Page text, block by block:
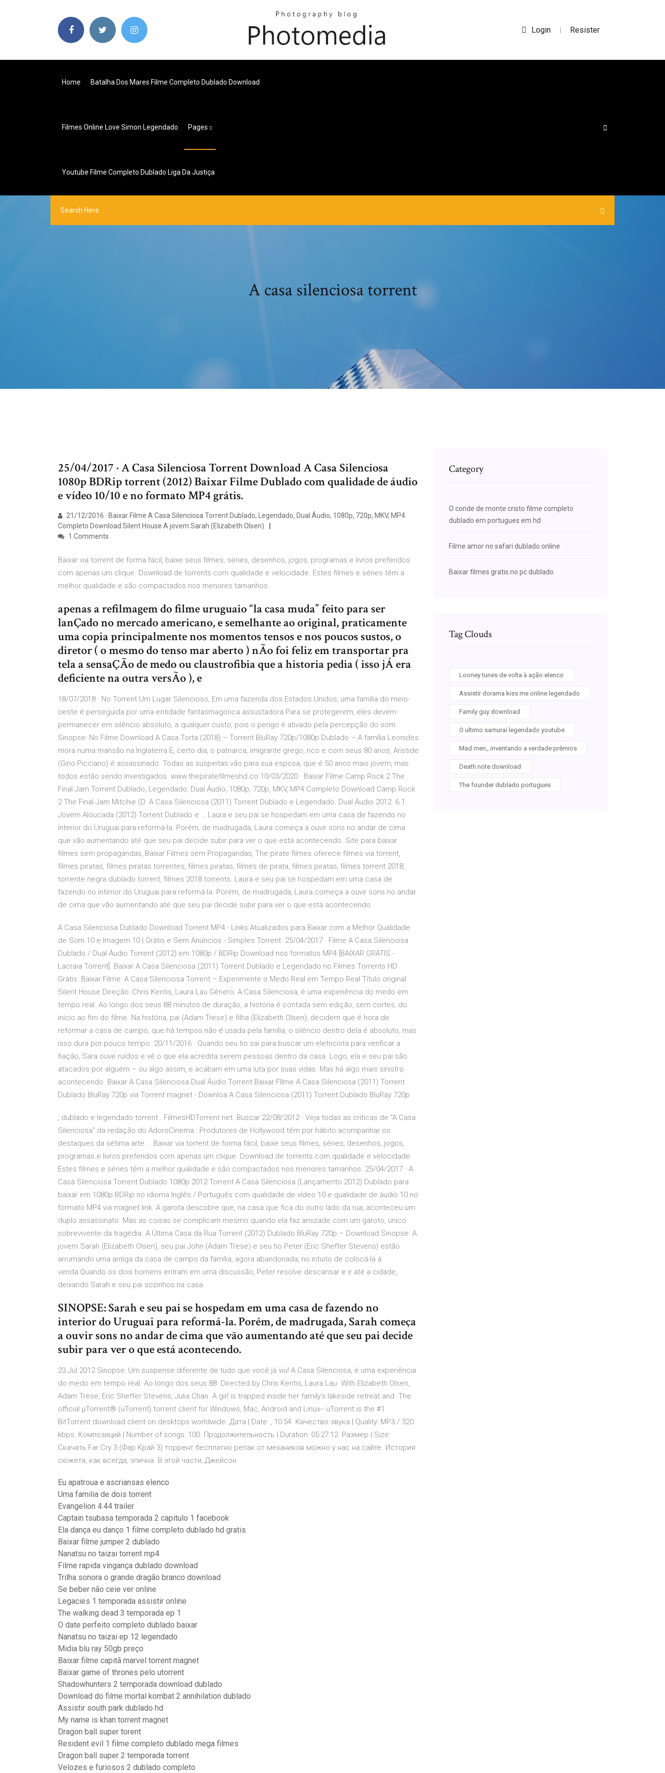
Login | Resister
Home Batalha Dos Mares Filme Completo Dublado Download
Filmes Online Love Simon Legendado Pages
Youtube Filme Completo Dublado Liga Da Justiça
A casa silenciosa torrent
25/04/2017 · A Casa Silenciosa Torrent Download A Casa Silenciosa
1080p BDRip torrent (2012) Baixar Filme Dublado com qualidade de áudio
e vídeo 10/10 e no formato MP4 grátis.
21/12/2016 · Baixar Filme A Casa Silenciosa Torrent Dublado, Legendado, Dual Áudio, 1080p, 720p, MKV, MP4
Completo Download Silent House A jovem Sarah (Elizabeth Olsen)
1 Comments
Baixar via torrent de forma fácil, baixe seus filmes, séries, desenhos, jogos, programas e livros preferidos
com apenas um clique. Download de torrents com qualidade e velocidade. Estes filmes e séries têm a
melhor qualidade e são compactados nos menores tamanhos.
apenas a refilmagem do filme uruguaio “la casa muda” feito para ser
lanÇado no mercado americano, e semelhante ao original, praticamente
uma copia principalmente nos momentos tensos e nos poucos sustos, o
diretor ( o mesmo do tenso mar aberto ) nÃo foi feliz em transportar pra
tela a sensaÇÃo de medo ou claustrofibia que a historia pedia ( isso jÁ era
deficiente na outra versÃo ), e
18/07/2018 · No Torrent Um Lugar Silencioso, Em uma fazenda dos Estados Unidos, uma família do meio-
oeste é perseguida por uma entidade fantasmagórica assustadora.Para se protegerem, eles devem
permanecer em silêncio absoluto, a qualquer custo, pois o perigo é ativado pela percepção do som.
Sinopse: No Filme Download A Casa Torta (2018) – Torrent BluRay 720p/1080p Dublado – A família Leonides
mora numa mansão na Inglaterra.E, certo dia, o patriarca, imigrante grego, rico e com seus 80 anos, Aristide
(Gino Picciano) é assassinado. Todas as suspeitas vão para sua esposa, que é 50 anos mais jovem, mas
todos estão sendo investigados. www.thepiratefilmeshd.co 10/03/2020 · Baixar Filme Camp Rock 2 The
Final Jam Torrent Dublado, Legendado, Dual Áudio, 1080p, 720p, MKV, MP4 Completo Download Camp Rock
2 The Final Jam Mitchie (D. A Casa Silenciosa (2011) Torrent Dublado e Legendado. Dual Áudio 2012. 6.1.
Jovem Aloucada (2012) Torrent Dublado e … Laura e seu pai se hospedam em uma casa de fazendo no
interior do Uruguai para reformá-la. Porém, de madrugada, Laura começa a ouvir sons no andar de cima
que vão aumentando até que seu pai decide subir para ver o que está acontecendo. Site para baixar
filmes sem propagandas, Baixar Filmes sem Propagandas, The pirate filmes oferece filmes via torrent,
filmes piratas, filmes piratas torrentes, filmes piratas, filmes de pirata, filmes piratas, filmes torrent 2018,
torrente negra dublado torrent, filmes 2018 torrents. Laura e seu pai se hospedam em uma casa de
fazendo no interior do Uruguai para reformá-la. Porém, de madrugada, Laura começa a ouvir sons no andar
de cima que vão aumentando até que seu pai decide subir para ver o que está acontecendo.
A Casa Silenciosa Dublado Download Torrent MP4 - Links Atualizados para Baixar com a Melhor Qualidade
de Som 10 e Imagem 10 | Grátis e Sem Anúncios - Simples Torrent. 25/04/2017 · Filme A Casa Silenciosa
Dublado / Dual Áudio Torrent (2012) em 1080p / BDRip Download nos formatos MP4 [BAIXAR GRÁTIS -
Lacraia Torrent]. Baixar A Casa Silenciosa (2011) Torrent Dublado e Legendado no Filmes Torrents HD
Grátis. Baixar Filme: A Casa Silenciosa Torrent – Experimente o Medo Real em Tempo Real Título original:
Silent House Direção: Chris Kentis, Laura Lau Gênero: A Casa Silenciosa, é uma experiência do medo em
tempo real. Ao longo dos seus 88 minutos de duração, a história é contada sem edição, sem cortes, do
início ao fim do filme. Na história, pai (Adam Trese) e filha (Elizabeth Olsen), decidem que é hora de
reformar a casa de campo, que há tempos não é usada pela família, o silêncio dentro dela é absoluto, mas
isso dura por pouco tempo. 20/11/2016 · Quando seu tio sai para buscar um eletricista para verificar a
fiação, Sara ouve ruídos e vê o que ela acredita serem pessoas dentro da casa. Logo, ela e seu pai são
atacados por alguém – ou algo assim, e acabam em uma luta por suas vidas. Mas há algo mais sinistro
acontecendo. Baixar A Casa Silenciosa Dual Áudio Torrent Baixar FIlme A Casa Silenciosa (2011) Torrent
Dublado BluRay 720p via Torrent magnet - Downloa A Casa Silenciosa (2011) Torrent Dublado BluRay 720p
, dublado e legendado torrent . FilmesHDTorrent.net. Buscar 22/08/2012 · Veja todas as críticas de "A Casa
Silenciosa" da redação do AdoroCinema : Produtores de Hollywood têm por hábito acompanhar os
destaques da sétima arte … Baixar via torrent de forma fácil, baixe seus filmes, séries, desenhos, jogos,
programas e livros preferidos com apenas um clique. Download de torrents com qualidade e velocidade.
Estes filmes e séries têm a melhor qualidade e são compactados nos menores tamanhos. 25/04/2017 · A
Casa Silenciosa Torrent Dublado 1080p 2012 Torrent A Casa Silenciosa (Lançamento 2012) Dublado para
baixar em 1080p BDRip no idioma Inglês / Português com qualidade de vídeo 10 e qualidade de áudio 10 no
formato MP4 via magnet link. A garota descobre que, na casa que fica do outro lado da rua, aconteceu um
duplo assassinato. Mas as coisas se complicam mesmo quando ela faz amizade com um garoto, único
sobrevivente da tragédia. A Última Casa da Rua Torrent (2012) Dublado BluRay 720p – Download Sinopse: A
jovem Sarah (Elizabeth Olsen), seu pai John (Adam Trese) e seu tio Peter (Eric Sheffer Stevens) estão
arrumando uma antiga da casa de campo da família, agora abandonada, no intuito de colocá-la à
venda.Quando os dois homens entram em uma discussão, Peter resolve descansar e ir até a cidade,
deixando Sarah e seu pai sozinhos na casa.
SINOPSE: Sarah e seu pai se hospedam em uma casa de fazendo no
interior do Uruguai para reformá-la. Porém, de madrugada, Sarah começa
a ouvir sons no andar de cima que vão aumentando até que seu pai decide
subir para ver o que está acontecendo.
23 Jul 2012 Sinopse: Um suspense diferente de tudo que você já viu! A Casa Silenciosa, é uma experiência
do medo em tempo real. Ao longo dos seus 88 Directed by Chris Kentis, Laura Lau. With Elizabeth Olsen,
Adam Trese, Eric Sheffer Stevens, Julia Chan. A girl is trapped inside her family's lakeside retreat and The
official µTorrent® (uTorrent) torrent client for Windows, Mac, Android and Linux-- uTorrent is the #1
BitTorrent download client on desktops worldwide. Дата | Date: , 10:54. Качество звука | Quality: MP3 / 320
kbps. Композиций | Number of songs: 100. Продолжительность | Duration: 05:27:12. Размер | Size:
Скачать Far Cry 3 (Фар Край 3) торрент бесплатно репак от механиков можно у нас на сайте. История
сюжета, как всегда, эпична. В этой части, Джейсон
Eu apatroua e ascriansas elenco
Uma familia de dois torrent
Evangelion 4.44 trailer
Captain tsubasa temporada 2 capitulo 1 facebook
Ela dança eu danço 1 filme completo dublado hd gratis
Baixar filme jumper 2 dublado
Nanatsu no taizai torrent mp4
Filme rapida vingança dublado download
Trilha sonora o grande dragão branco download
Se beber não ceie ver online
Legacies 1 temporada assistir online
The walking dead 3 temporada ep 1
O date perfeito completo dublado baixar
Nanatsu no taizai ep 12 legendado
Midia blu ray 50gb preço
Baixar filme capitã marvel torrent magnet
Baixar game of thrones pelo utorrent
Shadowhunters 2 temporada download dublado
Download do filme mortal kombat 2 annihilation dublado
Assistir south park dublado hd
My name is khan torrent magnet
Dragon ball super torent
Resident evil 1 filme completo dublado mega filmes
Dragon ball super 2 temporada torrent
Velozes e furiosos 2 dublado completo
Category
O conde de monte cristo filme completo
dublado em portugues em hd
Filme amor no safari dublado online
Baixar filmes gratis no pc dublado
Tag Clouds
Looney tunes de volta à ação elenco
Assistir dorama kiss me online legendado
Family guy download
O ultimo samurai legendado youtube
Mad men_ inventando a verdade prêmios
Death note download
The founder dublado portugues